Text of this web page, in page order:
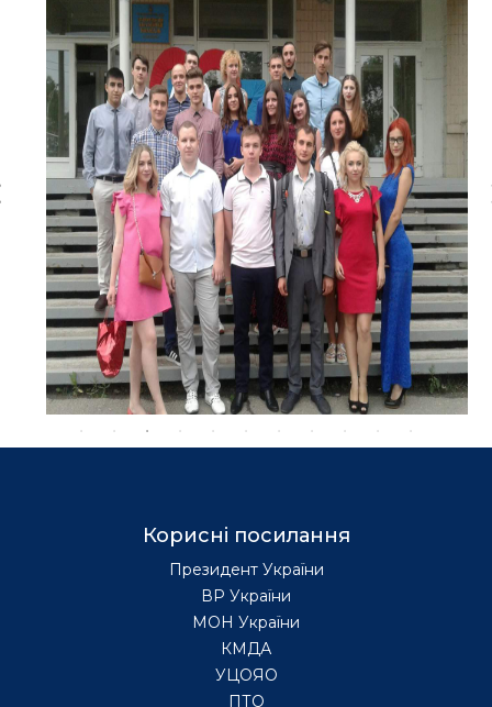
Корисні посилання
Президент України
ВР України
МОН України
КМДА
УЦОЯО
ПТО